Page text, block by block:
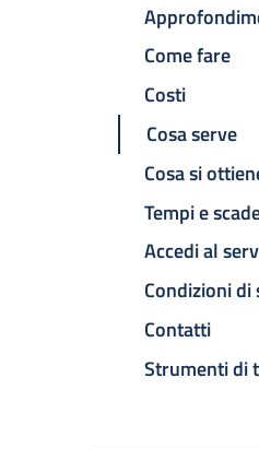
Come fare
Costi
Cosa serve
Cosa si
Tempi e
Accedi al
Condizioni di
Contatti
Strumenti di